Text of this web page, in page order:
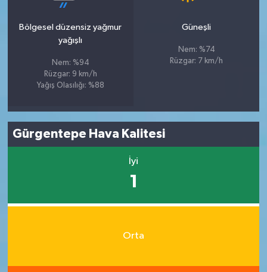
Bölgesel düzensiz yağmur
yağışlı
Nem: %94
Rüzgar: 9 km/h
Yağış Olasılığı: %88
Güneşli
Nem: %74
Rüzgar: 7 km/h
Gürgentepe Hava Kalitesi
İyi
1
Orta